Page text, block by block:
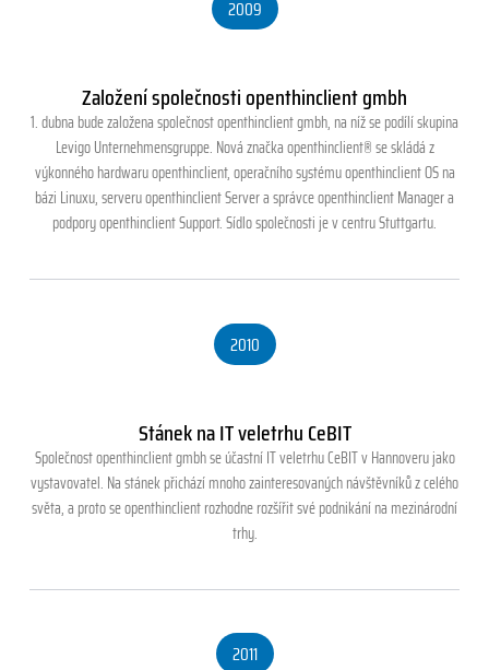
2009
Založení společnosti openthinclient gmbh
1. dubna bude založena společnost openthinclient gmbh, na níž se podílí skupina
Levigo Unternehmensgruppe. Nová značka openthinclient® se skládá z
výkonného hardwaru openthinclient, operačního systému openthinclient OS na
bázi Linuxu, serveru openthinclient Server a správce openthinclient Manager a
podpory openthinclient Support. Sídlo společnosti je v centru Stuttgartu.
2010
Stánek na IT veletrhu CeBIT
Společnost openthinclient gmbh se účastní IT veletrhu CeBIT v Hannoveru jako
vystavovatel. Na stánek přichází mnoho zainteresovaných návštěvníků z celého
světa, a proto se openthinclient rozhodne rozšířit své podnikání na mezinárodní
trhy.
2011